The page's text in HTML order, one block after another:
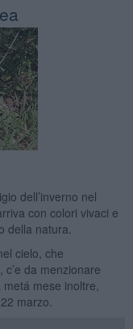
dell’inverno nel
con colori vivaci e
della natura.
cielo, che
da menzionare
mese inoltre,
marzo.